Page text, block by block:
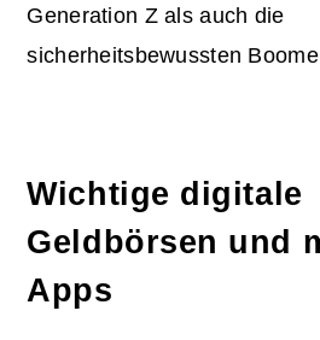
Generation Z als auch die
sicherheitsbewussten
Wichtige digitale
Geldbörsen und
Apps